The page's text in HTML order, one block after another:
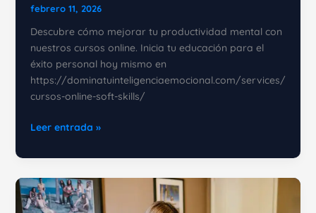
febrero 11, 2026
Descubre cómo mejorar tu productividad mental con
nuestros cursos online. Inicia tu educación para el
éxito personal hoy mismo en
https://dominatuinteligenciaemocional.com/services/
cursos-online-soft-skills/
Mindset
alto
rendimiento:
Cómo
enfocar
Leer entrada »